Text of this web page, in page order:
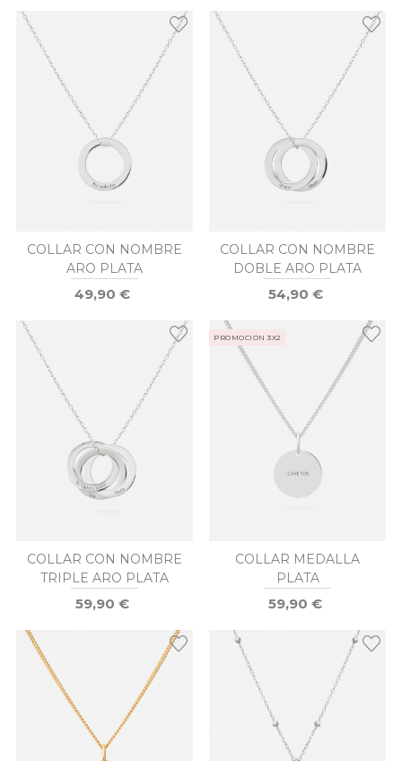
COLLAR CON NOMBRE
ARO PLATA
49,90 €
COLLAR CON NOMBRE
DOBLE ARO PLATA
54,90 €
COLLAR CON NOMBRE
TRIPLE ARO PLATA
59,90 €
PROMOCIÓN 3X2
COLLAR MEDALLA
PLATA
59,90 €